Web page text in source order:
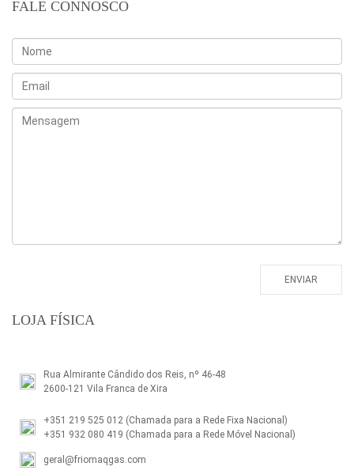
FALE CONNOSCO
LOJA FÍSICA
Rua Almirante Cândido dos Reis, nº 46-48
2600-121 Vila Franca de Xira
+351 219 525 012 (Chamada para a Rede Fixa Nacional)
+351 932 080 419 (Chamada para a Rede Móvel Nacional)
geral@friomaqgas.com